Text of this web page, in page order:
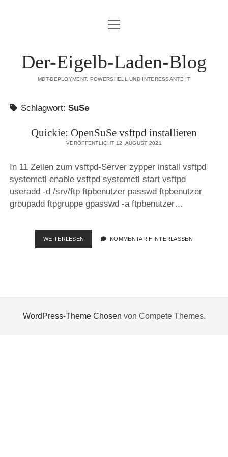
DATENSCHUTZERKLÄRUNG
Menü
öffnen
Der-Eigelb-Laden-Blog
MDT-DEPLOYMENT, POWERSHELL UND INTERESSANTE IT
Schlagwort: SuSe
Quickie: OpenSuSe vsftpd installieren
VERÖFFENTLICHT 12. AUGUST 2021
In 11 Zeilen zum vsftpd-Server zypper install vsftpd
systemctl enable vsftpd systemctl start vsftpd
useradd -d /srv/ftp ftpbenutzer passwd ftpbenutzer
groupadd ftpgruppe gpasswd -a ftpbenutzer…
WEITERLESEN QUICKIE:
OPENSUSE
KOMMENTAR HINTERLASSEN
WordPress-Theme Chosen von Compete Themes.